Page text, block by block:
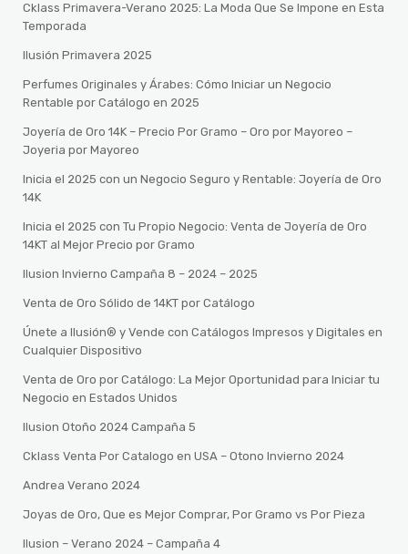
Cklass Primavera-Verano 2025: La Moda Que Se Impone en Esta
Temporada
Ilusión Primavera 2025
Perfumes Originales y Árabes: Cómo Iniciar un Negocio
Rentable por Catálogo en 2025
Joyería de Oro 14K – Precio Por Gramo – Oro por Mayoreo –
Joyeria por Mayoreo
Inicia el 2025 con un Negocio Seguro y Rentable: Joyería de Oro
14K
Inicia el 2025 con Tu Propio Negocio: Venta de Joyería de Oro
14KT al Mejor Precio por Gramo
Ilusion Invierno Campaña 8 – 2024 – 2025
Venta de Oro Sólido de 14KT por Catálogo
Únete a Ilusión® y Vende con Catálogos Impresos y Digitales en
Cualquier Dispositivo
Venta de Oro por Catálogo: La Mejor Oportunidad para Iniciar tu
Negocio en Estados Unidos
Ilusion Otoño 2024 Campaña 5
Cklass Venta Por Catalogo en USA – Otono Invierno 2024
Andrea Verano 2024
Joyas de Oro, Que es Mejor Comprar, Por Gramo vs Por Pieza
Ilusion – Verano 2024 – Campaña 4